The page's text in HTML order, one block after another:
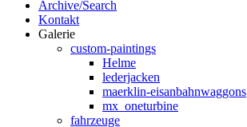
Archive/Search
Kontakt
Galerie
custom-paintings
Helme
lederjacken
maerklin-eisanbahnwaggons
mx_oneturbine
fahrzeuge